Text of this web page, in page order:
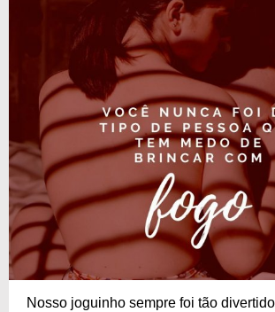
Nosso joguinho sempre foi tão